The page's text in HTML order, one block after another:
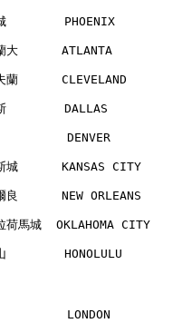
城        PHOENIX
蘭大      ATLANTA
夫蘭
斯        DALLAS
DENVER
斯城      KANSAS
良      NEW ORLEANS
荷馬城  OKLAHOMA
山        HONOLULU
LONDON